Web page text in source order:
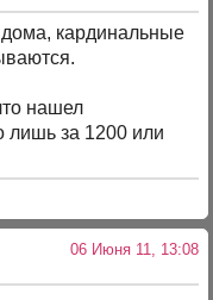
дома, кардинальные
нашел
лишь за 1200 или
06 Июня 11, 13:08